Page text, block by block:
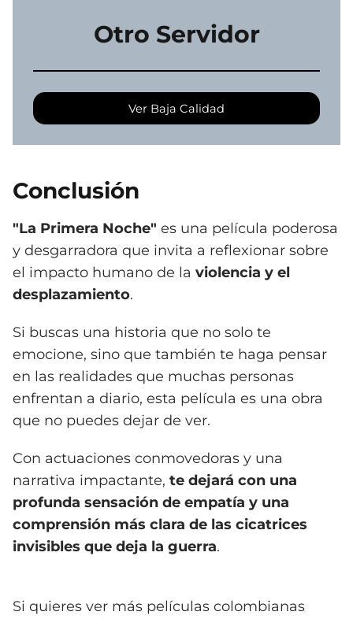
Otro Servidor
Ver Baja Calidad
Conclusión
"La Primera Noche" es una película poderosa
y desgarradora que invita a reflexionar sobre
el impacto humano de la violencia y el
desplazamiento.
Si buscas una historia que no solo te
emocione, sino que también te haga pensar
en las realidades que muchas personas
enfrentan a diario, esta película es una obra
que no puedes dejar de ver.
Con actuaciones conmovedoras y una
narrativa impactante, te dejará con una
profunda sensación de empatía y una
comprensión más clara de las cicatrices
invisibles que deja la guerra.
Si quieres ver más películas colombianas